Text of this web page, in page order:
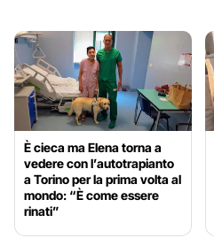
È cieca ma Elena torna a
vedere con l’autotrapianto
a Torino per la prima volta al
mondo: “È come essere
rinati”